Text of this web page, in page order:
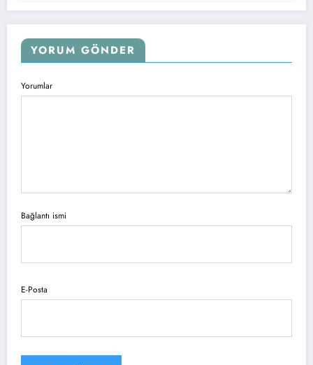
YORUM GÖNDER
Yorumlar
Bağlantı ismi
E-Posta